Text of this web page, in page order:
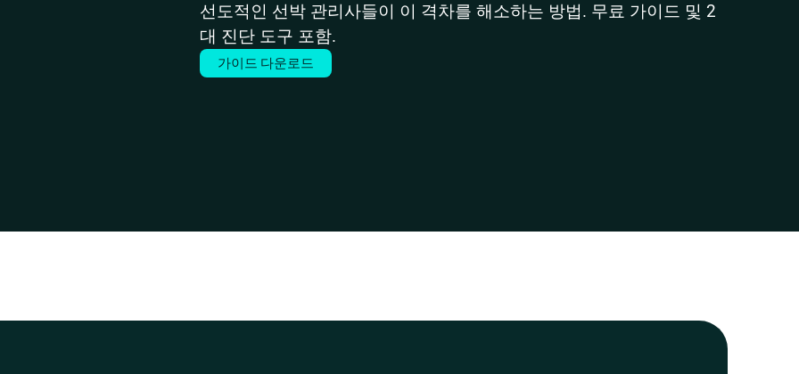
선도적인 선박 관리사들이 이 격차를 해소하는 방법. 무료 가이드 및 2
대 진단 도구 포함.
가이드 다운로드